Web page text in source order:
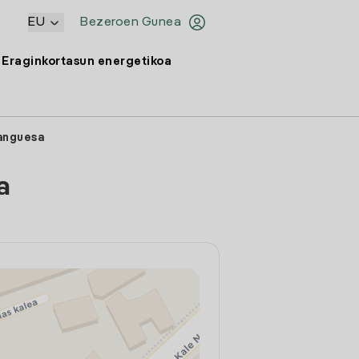
Bezeroen Gunea
EU
Eraginkortasun energetikoa